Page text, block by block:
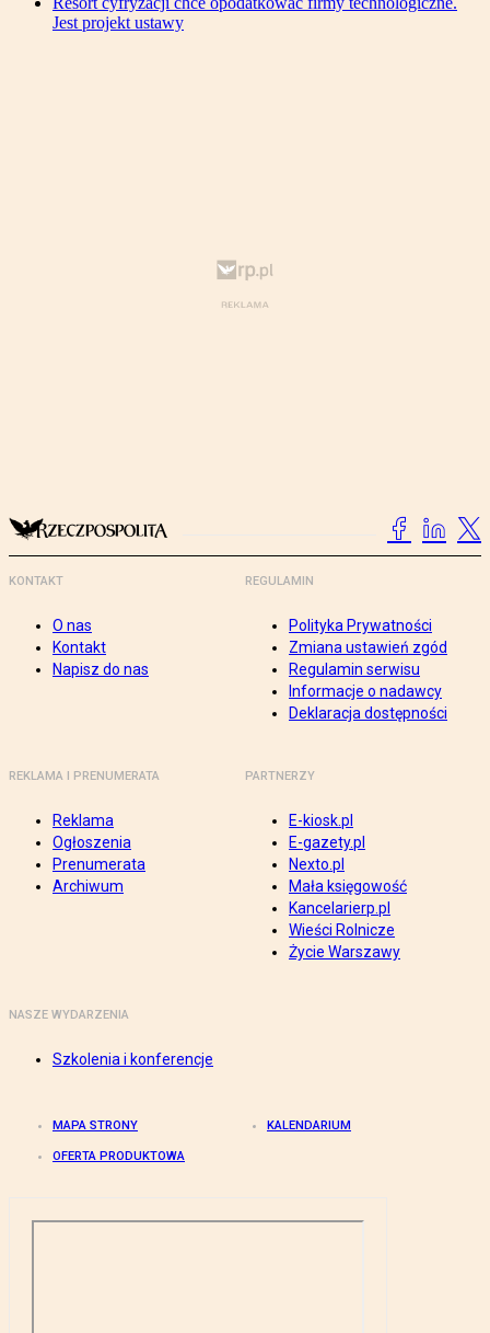
Jest projekt ustawy
KONTAKT
O nas
Kontakt
Napisz do nas
REGULAMIN
Polityka Prywatności
Zmiana ustawień zgód
Regulamin serwisu
Informacje o nadawcy
Deklaracja dostępności
REKLAMA I PRENUMERATA
Reklama
Ogłoszenia
Prenumerata
Archiwum
PARTNERZY
E-kiosk.pl
E-gazety.pl
Nexto.pl
Mała księgowość
Kancelarierp.pl
Wieści Rolnicze
Życie Warszawy
NASZE WYDARZENIA
Szkolenia i konferencje
MAPA STRONY KALENDARIUM
OFERTA PRODUKTOWA